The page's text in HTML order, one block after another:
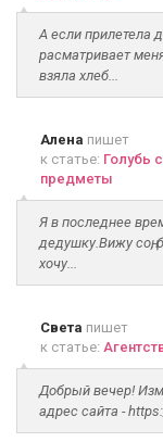
А если прилетела
расматривает
взяла хлеб...
Алена пишет
к статье: Голубь
предметы
Я в последнее
дедушку.Вижу соң,
хочу...
Света пишет
к статье:
Добрый вечер!
адрес сайта -